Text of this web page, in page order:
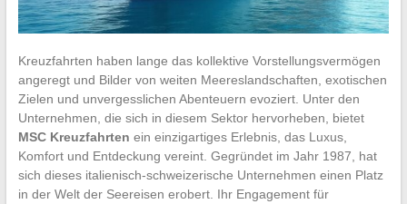
Kreuzfahrten haben lange das kollektive Vorstellungsvermögen
angeregt und Bilder von weiten Meereslandschaften, exotischen
Zielen und unvergesslichen Abenteuern evoziert. Unter den
Unternehmen, die sich in diesem Sektor hervorheben, bietet
MSC Kreuzfahrten ein einzigartiges Erlebnis, das Luxus,
Komfort und Entdeckung vereint. Gegründet im Jahr 1987, hat
sich dieses italienisch-schweizerische Unternehmen einen Platz
in der Welt der Seereisen erobert. Ihr Engagement für